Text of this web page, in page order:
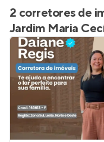
2 corretores de
Jardim Maria